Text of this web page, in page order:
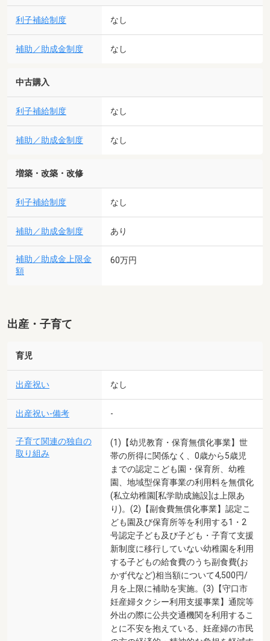
利子補給制度 なし
補助／助成金制度 なし
中古購入
利子補給制度 なし
補助／助成金制度 なし
増築・改築・改修
利子補給制度 なし
補助／助成金制度 あり
補助／助成金上限金
額
60万円
出産・子育て
育児
出産祝い なし
出産祝い-備考 -
子育て関連の独自の
取り組み
(1)【幼児教育・保育無償化事業】世
帯の所得に関係なく、0歳から5歳児
までの認定こども園・保育所、幼稚
園、地域型保育事業の利用料を無償化
(私立幼稚園[私学助成施設]は上限あ
り)。(2)【副食費無償化事業】認定こ
ども園及び保育所等を利用する1・2
号認定子ども及び子ども・子育て支援
新制度に移行していない幼稚園を利用
する子どもの給食費のうち副食費(お
かず代など)相当額について4,500円/
月を上限に補助を実施。(3)【守口市
妊産婦タクシー利用支援事業】通院等
外出の際に公共交通機関を利用するこ
とに不安を抱えている、妊産婦の市民